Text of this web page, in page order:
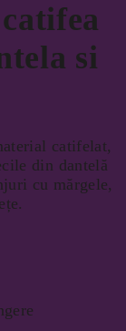
si
catifelat,
din dantelă
cu mărgele,